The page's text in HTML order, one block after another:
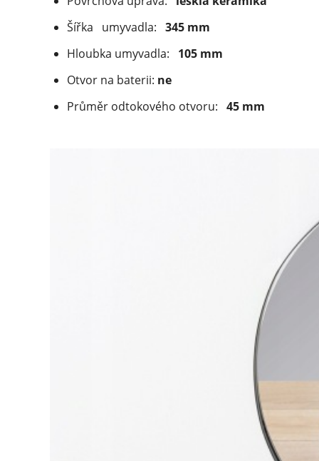
Šířka
umyvadla: 345 mm
Hloubka umyvadla:
105 mm
Otvor na baterii: ne
Průměr odtokového otvoru: 45 mm